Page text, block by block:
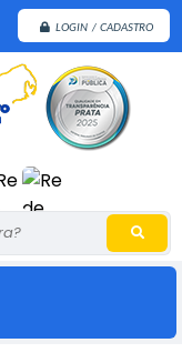
LOGIN / CADASTRO